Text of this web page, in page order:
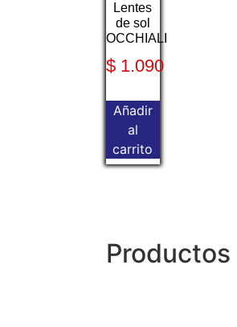
Lentes
de sol
OCCHIALI
$ 1.090
Añadir
al
carrito